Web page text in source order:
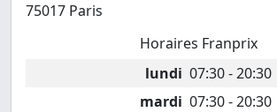
75017 Paris
Horaires Franprix
lundi 07:30 - 20:30
mardi 07:30 - 20:30